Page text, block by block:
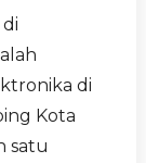
di
Kota
satu